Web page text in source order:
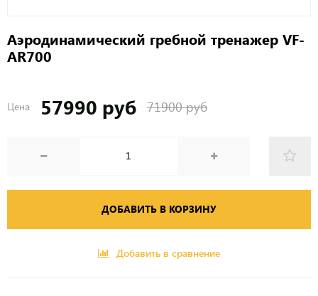
Аэродинамический гребной тренажер VF-
AR700
Цена 57990 руб 71900 руб
ДОБАВИТЬ В КОРЗИНУ
Добавить в сравнение